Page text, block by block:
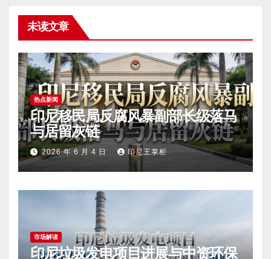
未读文章
热点新闻
印尼移民局反腐风暴副部长级落马
与居留灰链
2026 年 6 月 4 日 印尼王掌柜
市场解读
印尼垃圾发电项目进展与中资环保